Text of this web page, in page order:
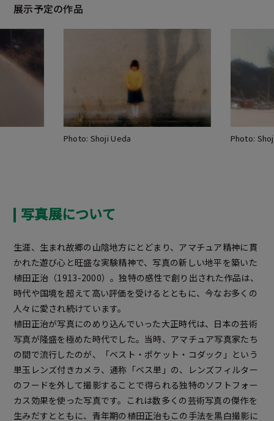
展示予定の作品
Photo: Shoji Ueda Photo:
写真展について
生涯、生まれ故郷の山陰地方にとどまり、アマチュア精神に貫
かれた遊び心と旺盛な実験精神で、写真の新しい地平を築いた
植田正治（1913-2000）。独特の感性で創り出された作品は、
時代や国境を超えて高い評価を受けるとともに、今なお多くの
人々に愛され続けています。
植田正治が写真にのめり込んでいった大正時代は、日本の芸術
写真が隆盛を極めた時代でした。当時、アマチュア写真家たち
の間で流行したのが、「ベスト・ポケット・コダック」という
単玉レンズ付きカメラ、通称「ベス単」の、レンズフィルター
のフードを外して撮影することで得られる独特のソフトフォー
カス効果を使った写真です。これは数多くの芸術写真の傑作を
生みだすとともに、青年期の植田正治もこの手法を黒白撮影に